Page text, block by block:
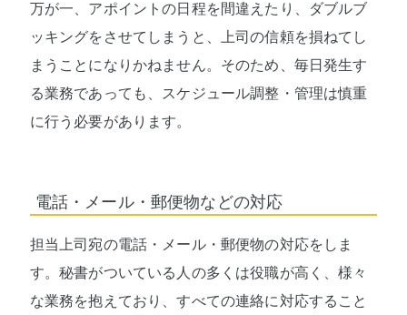
万が一、アポイントの日程を間違えたり、ダブルブ
ッキングをさせてしまうと、上司の信頼を損ねてし
まうことになりかねません。そのため、毎日発生す
る業務であっても、スケジュール調整・管理は慎重
に行う必要があります。
電話・メール・郵便物などの対応
担当上司宛の電話・メール・郵便物の対応をしま
す。秘書がついている人の多くは役職が高く、様々
な業務を抱えており、すべての連絡に対応すること